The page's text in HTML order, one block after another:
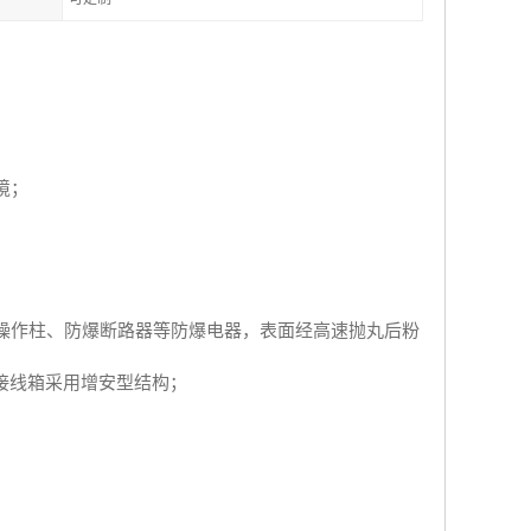
柱、防爆断路器等防爆电器，表面经高速抛丸后粉
箱采用增安型结构；